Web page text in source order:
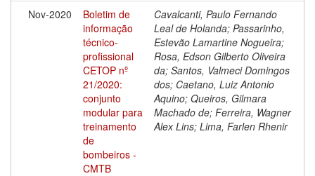
Nov-2020
Boletim de
informação
técnico-
profissional
CETOP nº
21/2020:
conjunto
modular para
treinamento
de
bombeiros -
CMTB
Cavalcanti, Paulo Fernando
Leal de Holanda; Passarinho,
Estevão Lamartine Nogueira;
Rosa, Edson Gilberto Oliveira
da; Santos, Valmeci Domingos
dos; Caetano, Luiz Antonio
Aquino; Queiros, Gilmara
Machado de; Ferreira, Wagner
Alex Lins; Lima, Farlen Rhenir